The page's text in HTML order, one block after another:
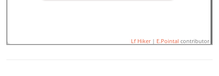
Lf Hiker| E.Pointal contributor